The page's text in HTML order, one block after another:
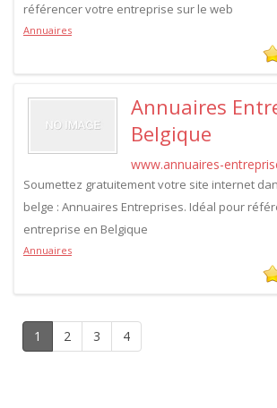
référencer votre entreprise sur le web
Annuaires
Annuaires
Belgique
www.annuaires-
Soumettez gratuitement votre site internet
belge : Annuaires Entreprises. Idéal pour
entreprise en Belgique
Annuaires
1 2 3 4